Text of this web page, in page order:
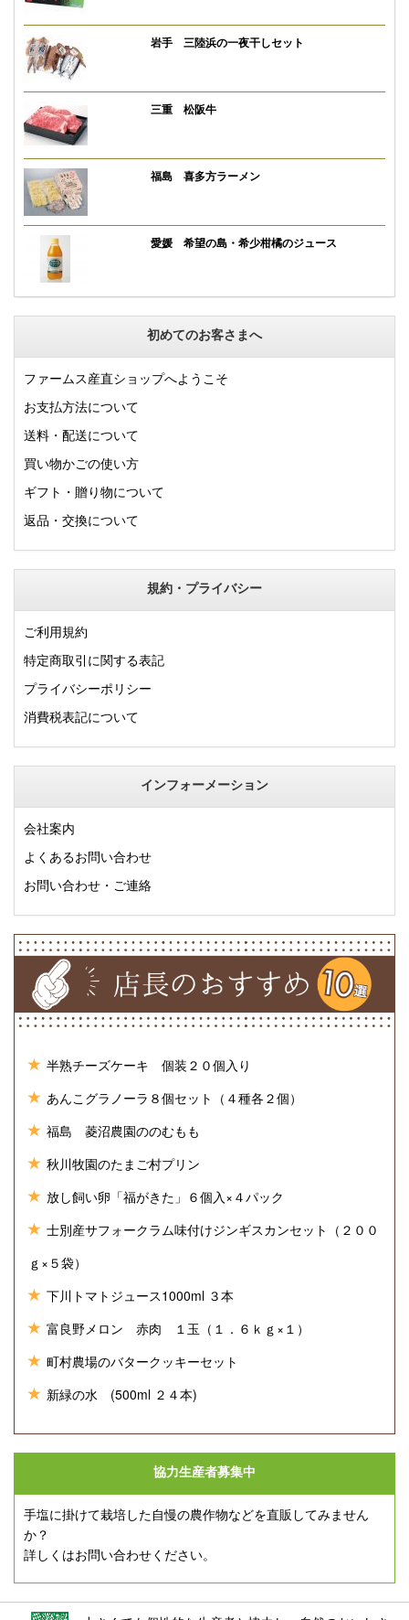
岩手 三陸浜の一夜干しセット
三重 松阪牛
福島 喜多方ラーメン
愛媛 希望の島・希少柑橘のジュース
初めてのお客さまへ
ファームス産直ショップへようこそ
お支払方法について
送料・配送について
買い物かごの使い方
ギフト・贈り物について
返品・交換について
規約・プライバシー
ご利用規約
特定商取引に関する表記
プライバシーポリシー
消費税表記について
インフォーメーション
会社案内
よくあるお問い合わせ
お問い合わせ・ご連絡
半熟チーズケーキ 個装２０個入り
あんこグラノーラ８個セット（４種各２個）
福島 菱沼農園ののむもも
秋川牧園のたまご村プリン
放し飼い卵「福がきた」６個入×４パック
士別産サフォークラム味付けジンギスカンセット（２００
ｇ×５袋）
下川トマトジュース1000ml ３本
富良野メロン 赤肉 １玉（１．６ｋｇ×１）
町村農場のバタークッキーセット
新緑の水 (500ml ２４本)
協力生産者募集中
手塩に掛けて栽培した自慢の農作物などを直販してみません
か？
詳しくはお問い合わせください。